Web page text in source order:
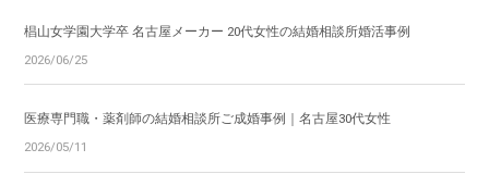
椙山女学園大学卒 名古屋メーカー 20代女性の結婚相談所婚活事例
2026/06/25
医療専門職・薬剤師の結婚相談所ご成婚事例｜名古屋30代女性
2026/05/11